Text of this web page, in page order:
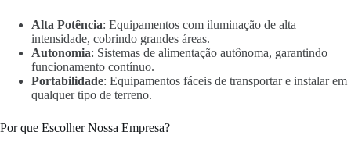
Alta Potência: Equipamentos com iluminação de alta
intensidade, cobrindo grandes áreas.
Autonomia: Sistemas de alimentação autônoma, garantindo
funcionamento contínuo.
Portabilidade: Equipamentos fáceis de transportar e instalar em
qualquer tipo de terreno.
Por que Escolher Nossa Empresa?